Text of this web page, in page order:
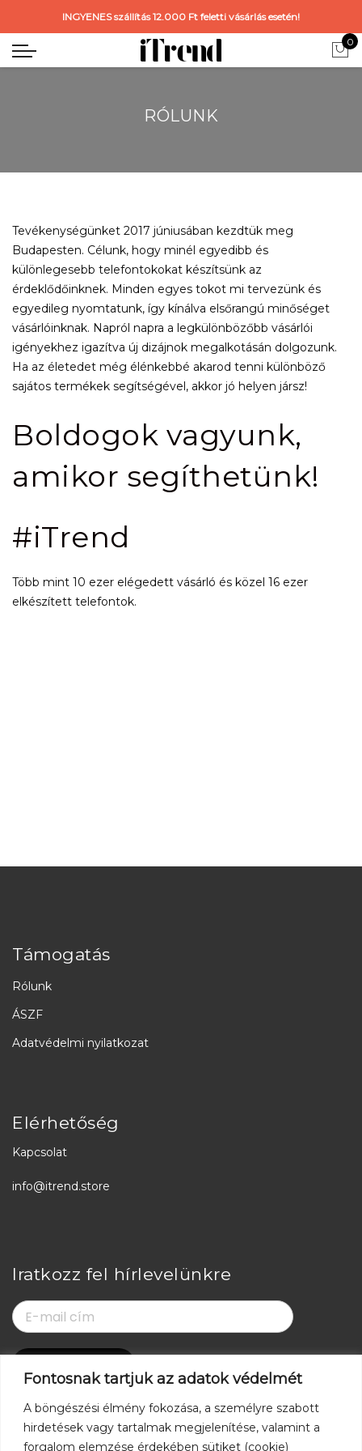
Fontosnak tartjuk az adatok védelmét
A böngészési élmény fokozása, a személyre szabott
hirdetések vagy tartalmak megjelenítése, valamint a
forgalom elemzése érdekében sütiket (cookie)
INGYENES szállítás 12.000 Ft feletti vásárlás esetén!
0
RÓLUNK
Tevékenységünket 2017 júniusában kezdtük meg
Budapesten. Célunk, hogy minél egyedibb és
különlegesebb telefontokokat készítsünk az
érdeklődőinknek. Minden egyes tokot mi tervezünk és
egyedileg nyomtatunk, így kínálva elsőrangú minőséget
vásárlóinknak. Napról napra a legkülönbözőbb vásárlói
igényekhez igazítva új dizájnok megalkotásán dolgozunk.
Ha az életedet még élénkebbé akarod tenni különböző
sajátos termékek segítségével, akkor jó helyen jársz!
Boldogok vagyunk,
amikor segíthetünk!
#iTrend
Több mint 10 ezer elégedett vásárló és közel 16 ezer
elkészített telefontok.
Támogatás
Rólunk
ÁSZF
Adatvédelmi nyilatkozat
Elérhetőség
Kapcsolat
info@itrend.store
Iratkozz fel hírlevelünkre
Kövess minket